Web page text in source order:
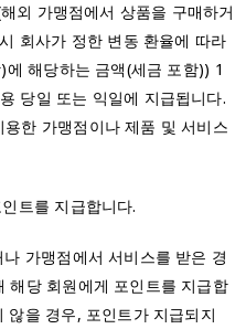
외 가맹점에서 상품을 구매하거
회사가 정한 변동 환율에 따라
해당하는 금액(세금 포함)) 1
당일 또는 익일에 지급됩니다.
한 가맹점이나 제품 및 서비스
트를 지급합니다.
가맹점에서 서비스를 받은 경
해당 회원에게 포인트를 지급합
을 경우, 포인트가 지급되지